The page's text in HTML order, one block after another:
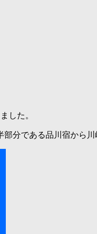
した。
分である品川宿から川